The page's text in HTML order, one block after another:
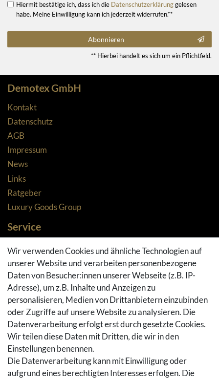
Hiermit bestätige ich, dass ich die Daten­schutz­erklärunggelesen
habe. Meine Einwilligung kann ich jederzeit widerrufen.**
Abonnieren
** Hierbei handelt es sich um ein Pflichtfeld.
Demotex GmbH
Kontakt
Datenschutz
AGB
Impressum
News
Links
Ratgeber
Luxury Goods Group
Service
Zahlungsarten
Versandarten & -kosten
Widerrufsrecht
Rückgaberecht
Vertrag widerrufen
Warenkorb
Hilfe
Social Media
Facebook
Wir verwenden Cookies und ähnliche Technologien auf
unserer Website und verarbeiten personenbezogene
Daten von Besucher:innen unserer Webseite (z.B. IP-
Adresse), um z.B. Inhalte und Anzeigen zu
personalisieren, Medien von Drittanbietern einzubinden
oder Zugriffe auf unsere Website zu analysieren. Die
Datenverarbeitung erfolgt erst durch gesetzte Cookies.
Wir teilen diese Daten mit Dritten, die wir in den
Einstellungen benennen.
Die Datenverarbeitung kann mit Einwilligung oder
aufgrund eines berechtigten Interesses erfolgen. Die